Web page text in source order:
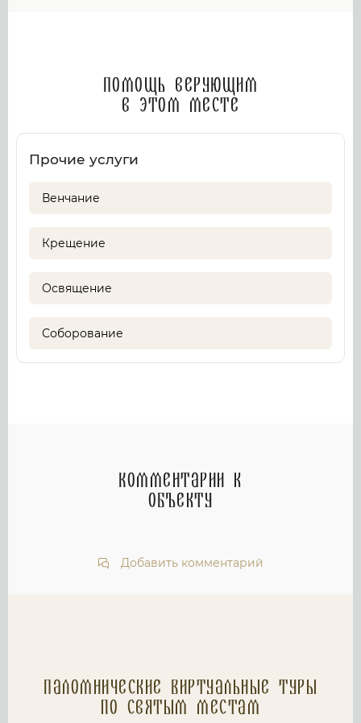
Помощь верующим
в этом месте
Прочие услуги
Венчание
Крещение
Освящение
Соборование
Комментарии к
объекту
Добавить комментарий
Паломнические Виртуальные туры
по святым местам